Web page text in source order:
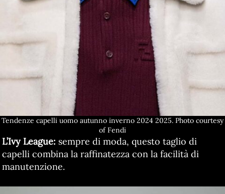
Tendenze capelli uomo autunno inverno 2024 2025. Photo courtesy
of Fendi
L’Ivy League: sempre di moda, questo taglio di
capelli combina la raffinatezza con la facilità di
manutenzione.